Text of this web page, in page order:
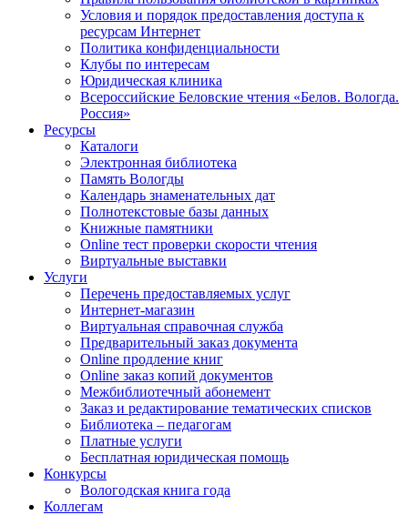
Условия и порядок предоставления доступа к
ресурсам Интернет
Политика конфиденциальности
Клубы по интересам
Юридическая клиника
Всероссийские Беловские чтения «Белов. Вологда.
Россия»
Ресурсы
Каталоги
Электронная библиотека
Память Вологды
Календарь знаменательных дат
Полнотекстовые базы данных
Книжные памятники
Online тест проверки скорости чтения
Виртуальные выставки
Услуги
Перечень предоставляемых услуг
Интернет-магазин
Виртуальная справочная служба
Предварительный заказ документа
Online продление книг
Online заказ копий документов
Межбиблиотечный абонемент
Заказ и редактирование тематических списков
Библиотека – педагогам
Платные услуги
Бесплатная юридическая помощь
Конкурсы
Вологодская книга года
Коллегам